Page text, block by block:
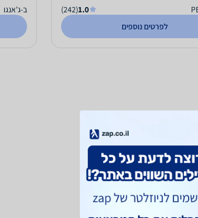
1.0
(242)
לפרטים נוספים
ב-ג'אנגו